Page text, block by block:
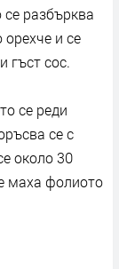
се разбърква
и се
гъст сос.
се реди
се с
около 30
маха фолиото